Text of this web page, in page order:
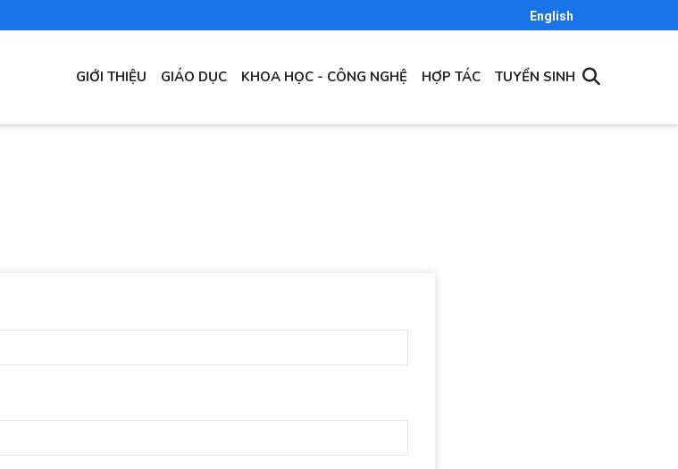
English
MAIN
NAVIGATION
GIỚI THIỆU GIÁO DỤC KHOA HỌC - CÔNG NGHỆ HỢP TÁC TUYỂN SINH